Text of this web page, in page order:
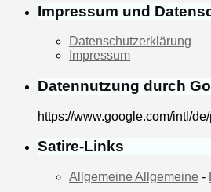
Impressum und
Datenschutzerklärung
Impressum
Datennutzung durch
https://www.google.com/intl/
Satire-Links
Allgemeine Allgemeine -